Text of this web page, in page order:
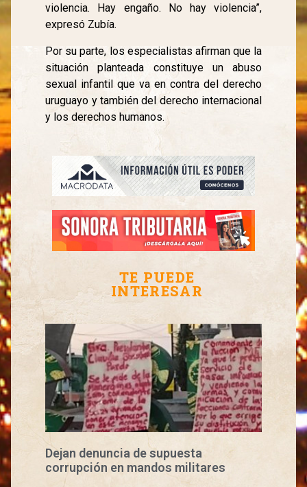
violencia. Hay engaño. No hay violencia”,
expresó Zubía.
Por su parte, los especialistas afirman que la
situación planteada constituye un abuso
sexual infantil que va en contra del derecho
uruguayo y también del derecho internacional
y los derechos humanos.
TE PUEDE
INTERESAR
Dejan denuncia de supuesta
corrupción en mandos militares